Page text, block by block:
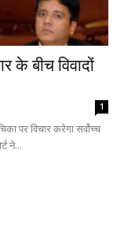
के बीच विवादों
1
पर विचार करेगा सर्वोच्च
ने...